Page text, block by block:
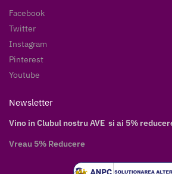
Facebook
Twitter
Instagram
Pinterest
Youtube
Newsletter
Vino in Clubul nostru AVE si ai 5%
Vreau 5% Reducere